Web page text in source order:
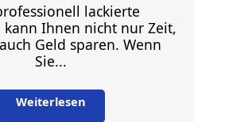
lackierte
kann Ihnen nicht nur Zeit,
Geld sparen. Wenn
Sie...
Weiterlesen